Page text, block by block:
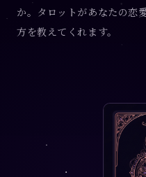
か。タロットがあなたの恋
方を教えてくれます。